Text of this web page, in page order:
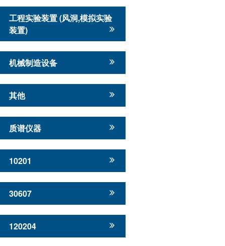
工程实验装置 (风洞,模拟实验
装置)
机械制造设备
其他
质谱仪器
10201
30607
120204